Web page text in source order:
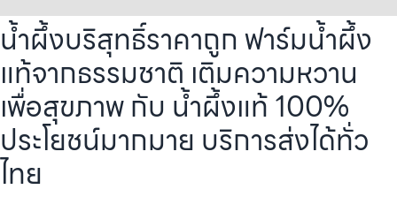
น้ำผึ้งบริสุทธิ์ราคาถูก ฟาร์มน้ำผึ้ง
แท้จากธรรมชาติ เติมความหวาน
เพื่อสุขภาพ กับ น้ำผึ้งแท้ 100%
ประโยชน์มากมาย บริการส่งได้ทั่ว
ไทย